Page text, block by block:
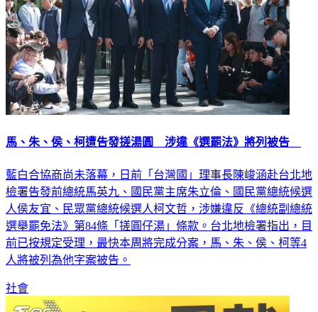
馬、朱、侯、柯遭告發搓湯圓 涉違《選罷法》將列被告
藍白合協商尚未落幕，日前「台灣國」理事長陳峻涵赴台北地
檢署告發前總統馬英九、國民黨主席朱立倫、國民黨總統候選
人侯友宜、民眾黨總統候選人柯文哲，涉嫌違反《總統副總統
選舉罷免法》第84條「搓圓仔湯」條款。台北地檢署指出，目
前已按規定受理，最快本周將完成分案，馬、朱、侯、柯等4
人將被列為他字案被告。
社會